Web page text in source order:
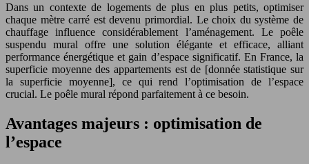
Dans un contexte de logements de plus en plus petits, optimiser
chaque mètre carré est devenu primordial. Le choix du système de
chauffage influence considérablement l’aménagement. Le poêle
suspendu mural offre une solution élégante et efficace, alliant
performance énergétique et gain d’espace significatif. En France, la
superficie moyenne des appartements est de [donnée statistique sur
la superficie moyenne], ce qui rend l’optimisation de l’espace
crucial. Le poêle mural répond parfaitement à ce besoin.
Avantages majeurs : optimisation de
l’espace